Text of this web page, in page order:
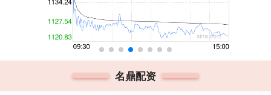
名鼎配资